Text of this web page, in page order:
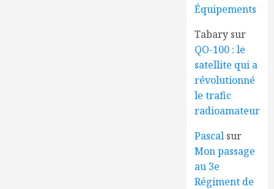
Équipements
Tabary sur
QO-100 : le
satellite qui a
révolutionné
le trafic
radioamateur
Pascal sur
Mon passage
au 3e
Régiment de